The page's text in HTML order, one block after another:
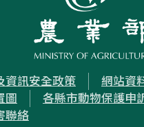
資訊安全政策
網站資
圖
各縣市動物保護申
聯絡